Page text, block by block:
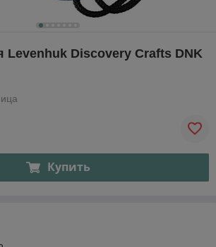
Levenhuk Discovery Crafts DNK
Купить